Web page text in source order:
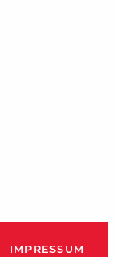
IMPRESSUM